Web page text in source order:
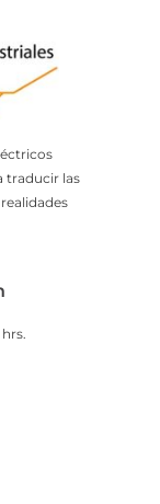
traducir las